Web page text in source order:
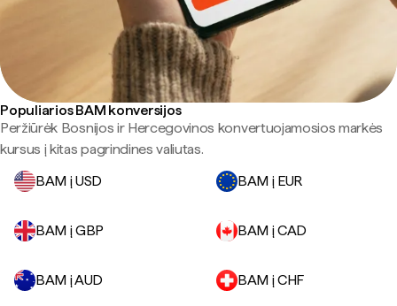
Populiarios BAM konversijos
Peržiūrėk Bosnijos ir Hercegovinos konvertuojamosios markės
kursus į kitas pagrindines valiutas.
BAM į USD
BAM į EUR
BAM į GBP BAM į CAD
BAM į AUD BAM į CHF